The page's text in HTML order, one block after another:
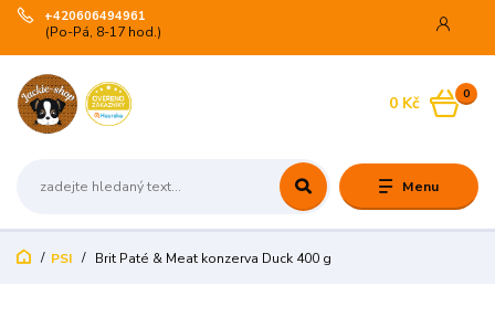
Menu
+420606494961
(Po-Pá, 8-17 hod.)
0
0 Kč
PSI Brit Paté & Meat konzerva Duck 400 g